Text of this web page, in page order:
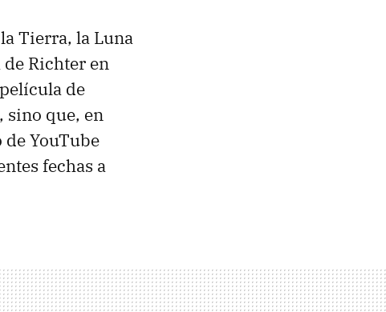
Tierra, la Luna
Richter en
de
, sino que, en
YouTube
fechas a